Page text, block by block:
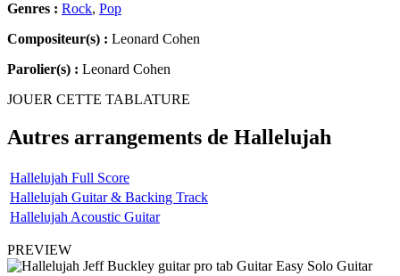
Genres : Rock, Pop
Compositeur(s) : Leonard Cohen
Parolier(s) : Leonard Cohen
JOUER CETTE TABLATURE
Autres arrangements de Hallelujah
Hallelujah Full Score
Hallelujah Guitar & Backing Track
Hallelujah Acoustic Guitar
PREVIEW